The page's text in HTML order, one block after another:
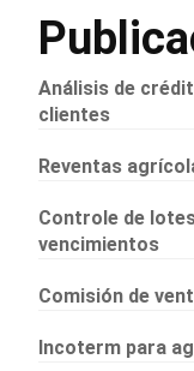
Análisis de
clientes
Reventas
Controle de
vencimientos
Comisión de
Incoterm para